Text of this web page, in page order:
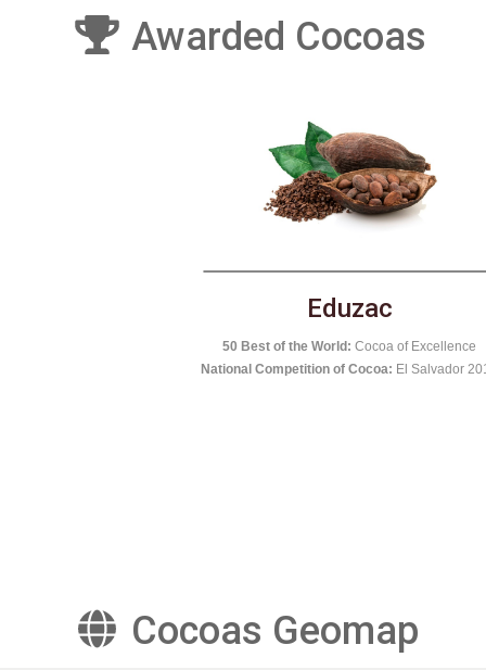
Awarded Cocoas
El Castillero
National Competition of Cocoa:Nicaragua 2016
Cocoas Geomap